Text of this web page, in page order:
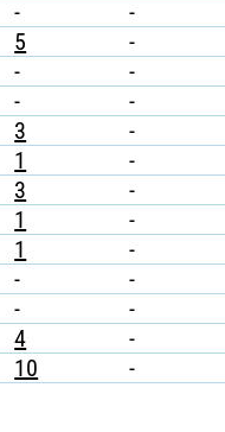
- -
5 -
- -
- -
3 -
1 -
3 -
1 -
1 -
- -
- -
4 -
10 -